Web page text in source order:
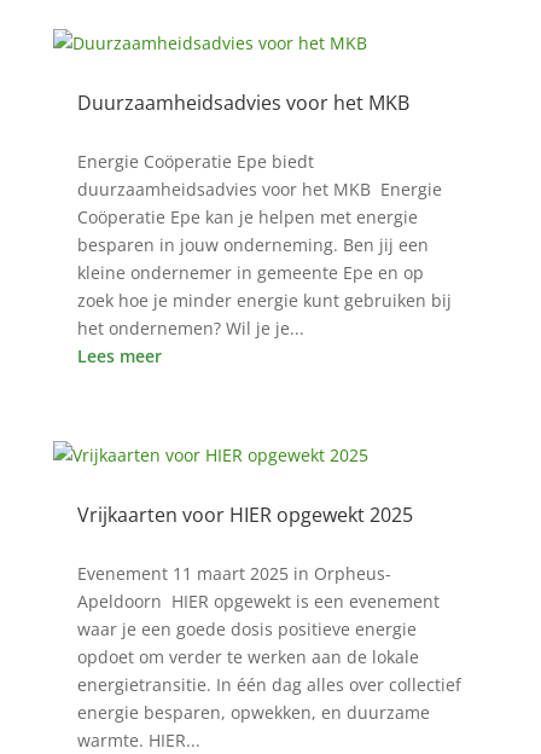
Duurzaamheidsadvies voor het MKB
Energie Coöperatie Epe biedt
duurzaamheidsadvies voor het MKB Energie
Coöperatie Epe kan je helpen met energie
besparen in jouw onderneming. Ben jij een
kleine ondernemer in gemeente Epe en op
zoek hoe je minder energie kunt gebruiken bij
het ondernemen? Wil je je...
Lees meer
Vrijkaarten voor HIER opgewekt 2025
Evenement 11 maart 2025 in Orpheus-
Apeldoorn HIER opgewekt is een evenement
waar je een goede dosis positieve energie
opdoet om verder te werken aan de lokale
energietransitie. In één dag alles over collectief
energie besparen, opwekken, en duurzame
warmte. HIER...